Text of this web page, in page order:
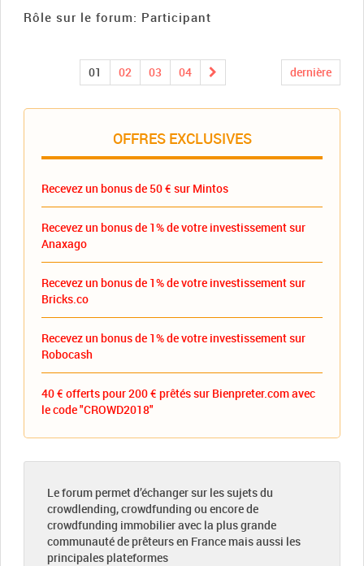
Rôle sur le forum: Participant
01 02 03 04 dernière
OFFRES EXCLUSIVES
Recevez un bonus de 50 € sur Mintos
Recevez un bonus de 1% de votre investissement sur
Anaxago
Recevez un bonus de 1% de votre investissement sur
Bricks.co
Recevez un bonus de 1% de votre investissement sur
Robocash
40 € offerts pour 200 € prêtés sur Bienpreter.com avec
le code "CROWD2018"
Le forum permet d’échanger sur les sujets du
crowdlending, crowdfunding ou encore de
crowdfunding immobilier avec la plus grande
communauté de prêteurs en France mais aussi les
principales plateformes